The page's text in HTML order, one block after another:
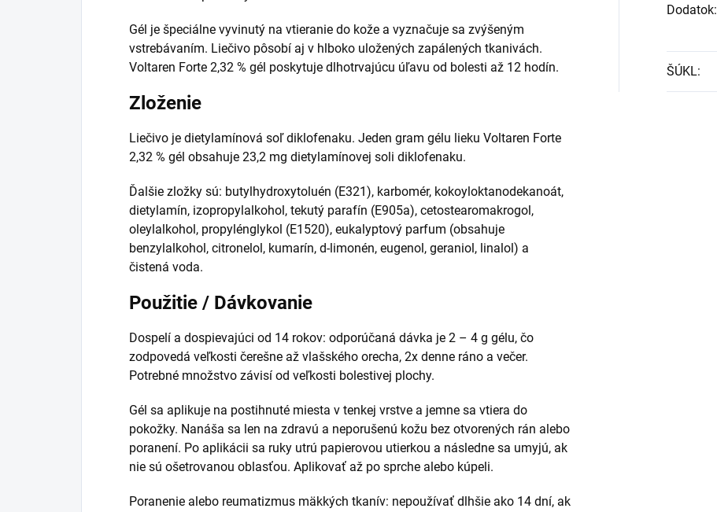
Gél je špeciálne vyvinutý na vtieranie do kože a vyznačuje sa zvýšeným
vstrebávaním. Liečivo pôsobí aj v hlboko uložených zapálených tkanivách.
Voltaren Forte 2,32 % gél poskytuje dlhotrvajúcu úľavu od bolesti až 12 hodín.
Zloženie
Liečivo je dietylamínová soľ diklofenaku. Jeden gram gélu lieku Voltaren Forte
2,32 % gél obsahuje 23,2 mg dietylamínovej soli diklofenaku.
Ďalšie zložky sú: butylhydroxytoluén (E321), karbomér, kokoyloktanodekanoát,
dietylamín, izopropylalkohol, tekutý parafín (E905a), cetostearomakrogol,
oleylalkohol, propylénglykol (E1520), eukalyptový parfum (obsahuje
benzylalkohol, citronelol, kumarín, d-limonén, eugenol, geraniol, linalol) a
čistená voda.
Použitie / Dávkovanie
Dospelí a dospievajúci od 14 rokov: odporúčaná dávka je 2 – 4 g gélu, čo
zodpovedá veľkosti čerešne až vlašského orecha, 2x denne ráno a večer.
Potrebné množstvo závisí od veľkosti bolestivej plochy.
Gél sa aplikuje na postihnuté miesta v tenkej vrstve a jemne sa vtiera do
pokožky. Nanáša sa len na zdravú a neporušenú kožu bez otvorených rán alebo
poranení. Po aplikácii sa ruky utrú papierovou utierkou a následne sa umyjú, ak
nie sú ošetrovanou oblasťou. Aplikovať až po sprche alebo kúpeli.
Poranenie alebo reumatizmus mäkkých tkanív: nepoužívať dlhšie ako 14 dní, ak
Dodatok:
ŠÚKL: